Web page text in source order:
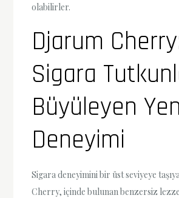
olabilirler.
Djarum
Sigara
Büyüleyen
Deneyimi
Sigara deneyimini bir üst seviyeye
Cherry, içinde bulunan benzersiz